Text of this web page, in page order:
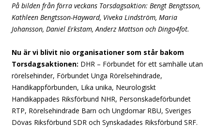
På bilden från förra veckans Torsdagsaktion: Bengt Bengtsson,
Kathleen Bengtsson-Hayward, Viveka Lindström, Maria
Johansson, Daniel Erkstam, Anderz Mattson och Dingo4fot.
Nu är vi blivit nio organisationer som står bakom
Torsdagsaktionen: DHR – Förbundet för ett samhälle utan
rörelsehinder, Förbundet Unga Rörelsehindrade,
Handikappförbunden, Lika unika, Neurologiskt
Handikappades Riksförbund NHR, Personskadeförbundet
RTP, Rörelsehindrade Barn och Ungdomar RBU, Sveriges
Dövas Riksförbund SDR och Synskadades Riksförbund SRF.